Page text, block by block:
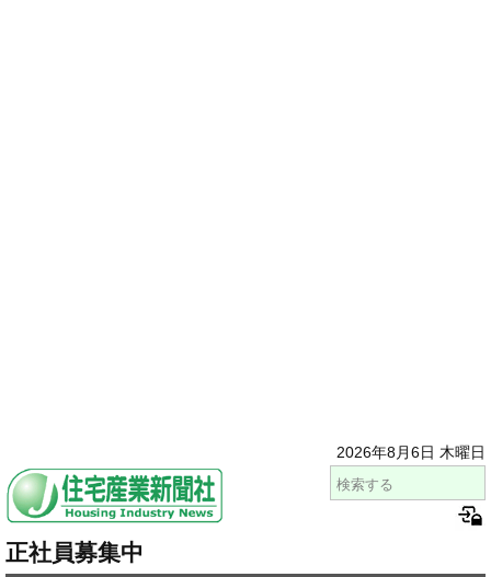
2026年8月6日 木曜日
正社員募集中